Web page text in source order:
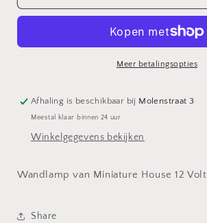
Meer betalingsopties
Afhaling is beschikbaar bij Molenstraat 3
Meestal klaar binnen 24 uur
Winkelgegevens bekijken
Wandlamp van Miniature House 12 Volt
Share